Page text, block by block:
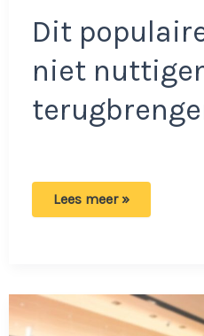
Dit
niet
Albert
hun
geld
terug!
Lees meer »